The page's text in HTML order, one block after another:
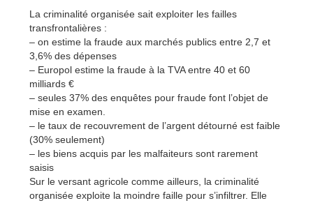
La criminalité organisée sait exploiter les failles
transfrontalières :
– on estime la fraude aux marchés publics entre 2,7 et
3,6% des dépenses
– Europol estime la fraude à la TVA entre 40 et 60
milliards €
– seules 37% des enquêtes pour fraude font l’objet de
mise en examen.
– le taux de recouvrement de l’argent détourné est faible
(30% seulement)
– les biens acquis par les malfaiteurs sont rarement
saisis
Sur le versant agricole comme ailleurs, la criminalité
organisée exploite la moindre faille pour s’infiltrer. Elle